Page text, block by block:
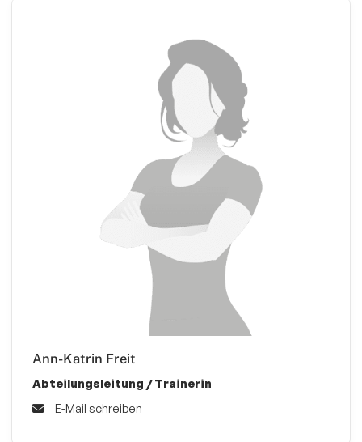
Ann-Katrin Freit
Abteilungsleitung / Trainerin
E-Mail schreiben